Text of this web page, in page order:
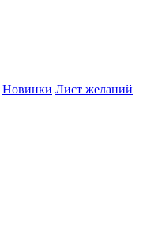
Новинки Лист желаний